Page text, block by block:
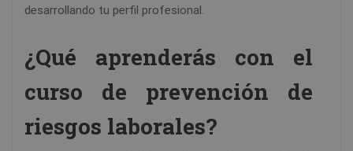
desarrollando tu perfil profesional.
¿Qué aprenderás con el
curso de prevención de
riesgos laborales?